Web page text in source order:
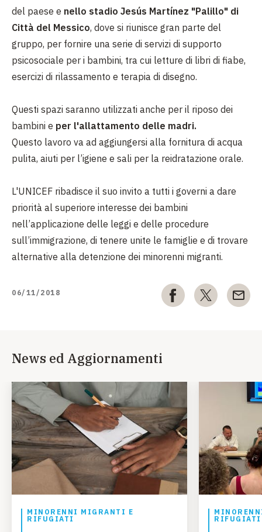
del paese e nello stadio Jesús Martínez "Palillo" di
Città del Messico, dove si riunisce gran parte del
gruppo, per fornire una serie di servizi di supporto
psicosociale per i bambini, tra cui letture di libri di fiabe,
esercizi di rilassamento e terapia di disegno.
Questi spazi saranno utilizzati anche per il riposo dei
bambini e per l'allattamento delle madri.
Questo lavoro va ad aggiungersi alla fornitura di acqua
pulita, aiuti per l’igiene e sali per la reidratazione orale.
L'UNICEF ribadisce il suo invito a tutti i governi a dare
priorità al superiore interesse dei bambini
nell’applicazione delle leggi e delle procedure
sull’immigrazione, di tenere unite le famiglie e di trovare
alternative alla detenzione dei minorenni migranti.
06/11/2018
News ed Aggiornamenti
MINORENNI MIGRANTI E
RIFUGIATI
RIFUGIATI